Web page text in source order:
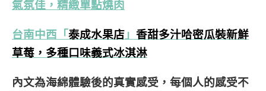
氣氛佳，精緻單點燒肉
台南中西 「泰成水果店 」 香甜多汁哈密瓜裝新鮮
草莓，多種口味義式冰淇淋
內文為海綿體驗後的真實感受，每個人的感受不